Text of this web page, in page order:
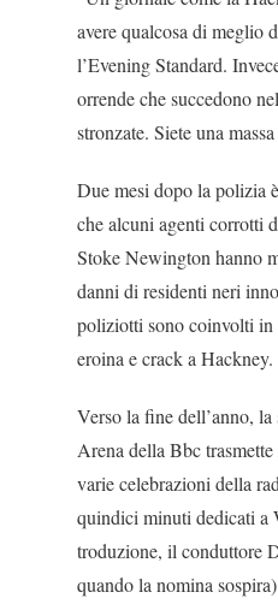
avere qualcosa di meglio
l’Evening Standard.
orrende che succedono
stronzate. Siete una
Due mesi dopo la polizia
che alcuni agenti corrotti
Stoke Newington hanno
danni di residenti neri
poliziot­ti sono coinvolti in
eroina e crack a Hackney.
Verso la fine dell’anno,
Arena della Bbc trasmette
varie celebrazioni della
quindici minuti dedicati a
troduzione, il conduttore
quan­do la nomina